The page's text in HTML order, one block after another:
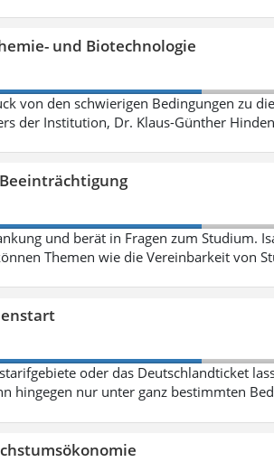
und Biotechnologie
von den schwierigen Bedingungen zu
der Institution, Dr. Klaus-Günther
und berät in Fragen zum Studium.
Themen wie die Vereinbarkeit von
oder das Deutschlandticket
hingegen nur unter ganz bestimmten